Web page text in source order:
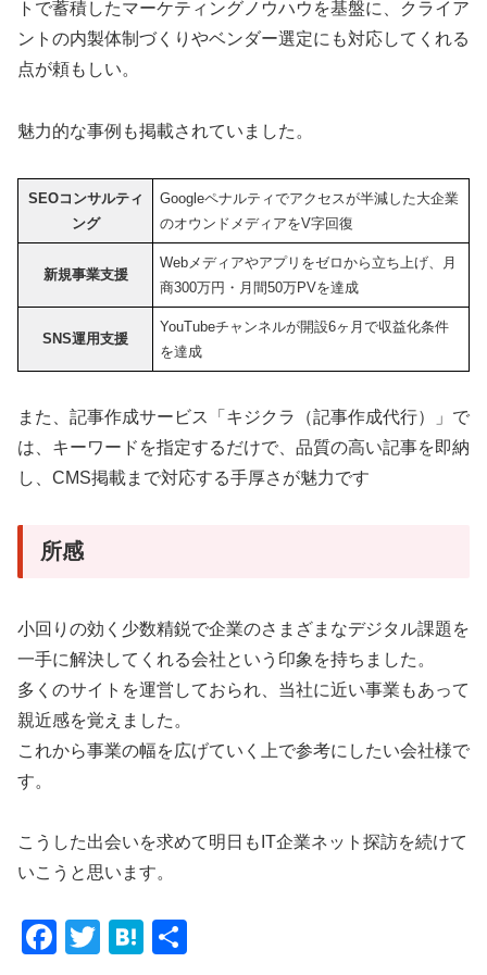
トで蓄積したマーケティングノウハウを基盤に、クライア
ントの内製体制づくりやベンダー選定にも対応してくれる
点が頼もしい。
魅力的な事例も掲載されていました。
SEOコンサルティ
ング
Googleペナルティでアクセスが半減した大企業
のオウンドメディアをV字回復
新規事業支援
Webメディアやアプリをゼロから立ち上げ、月
商300万円・月間50万PVを達成
SNS運用支援
YouTubeチャンネルが開設6ヶ月で収益化条件
を達成
また、記事作成サービス「キジクラ（記事作成代行）」で
は、キーワードを指定するだけで、品質の高い記事を即納
し、CMS掲載まで対応する手厚さが魅力です
所感
小回りの効く少数精鋭で企業のさまざまなデジタル課題を
一手に解決してくれる会社という印象を持ちました。
多くのサイトを運営しておられ、当社に近い事業もあって
親近感を覚えました。
これから事業の幅を広げていく上で参考にしたい会社様で
す。
こうした出会いを求めて明日もIT企業ネット探訪を続けて
いこうと思います。
F
T
H